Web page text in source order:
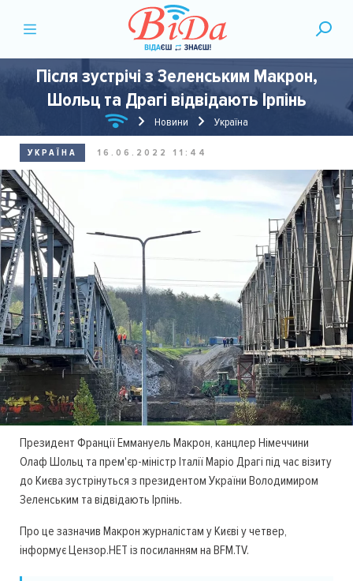
Після зустрічі з Зеленським Макрон,
Шольц та Драгі відвідають Ірпінь
Новини Україна
УКРАЇНА 16.06.2022 11:44
Президент Франції Еммануель Макрон, канцлер Німеччини
Олаф Шольц та прем'єр-міністр Італії Маріо Драгі під час візиту
до Києва зустрінуться з президентом України Володимиром
Зеленським та відвідають Ірпінь.
Про це зазначив Макрон журналістам у Києві у четвер,
інформує Цензор.НЕТ із посиланням на BFM.TV.